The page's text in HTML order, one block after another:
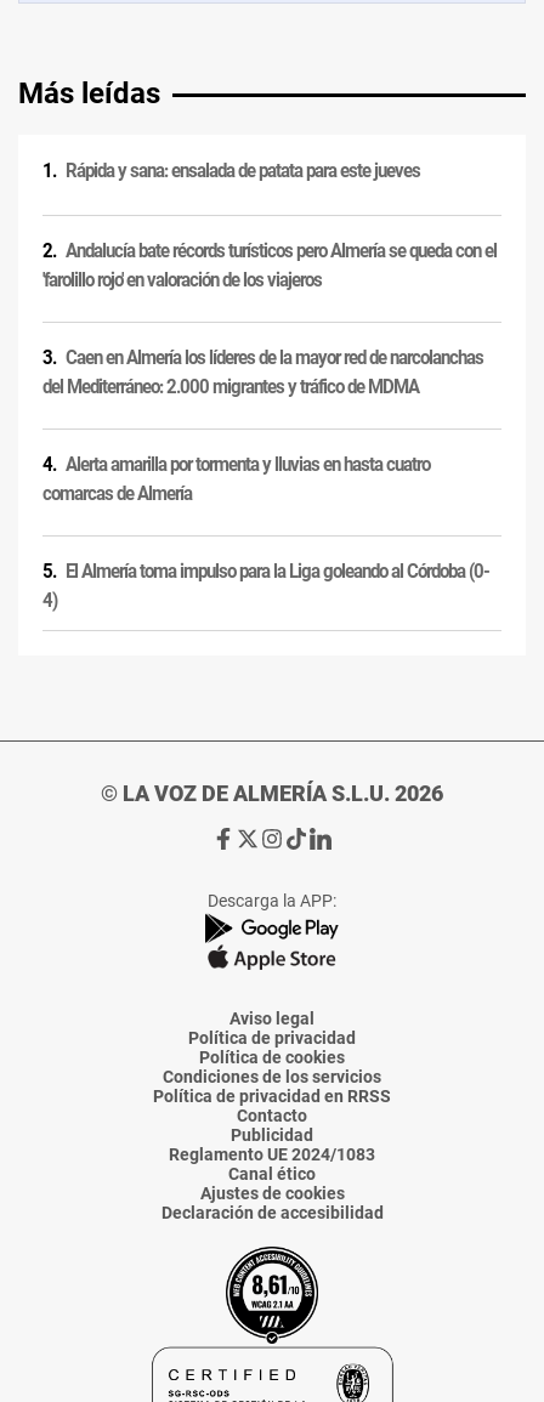
Más leídas
Rápida y sana: ensalada de patata para este jueves
Andalucía bate récords turísticos pero Almería se queda con el
'farolillo rojo' en valoración de los viajeros
Caen en Almería los líderes de la mayor red de narcolanchas
del Mediterráneo: 2.000 migrantes y tráfico de MDMA
Alerta amarilla por tormenta y lluvias en hasta cuatro
comarcas de Almería
El Almería toma impulso para la Liga goleando al Córdoba (0-
4)
© LA VOZ DE ALMERÍA S.L.U. 2026
Ir
de
La
Voz
Almería
Ir
de
La
Voz
Almería
Ir
de
La
Voz
Almería
Ir
de
La
Voz
Almería
Ir
de
La
Voz
Descarga la APP:
Aviso legal
Política de privacidad
Política de cookies
Condiciones de los servicios
Política de privacidad en RRSS
Contacto
Publicidad
Reglamento UE 2024/1083
Canal ético
Ajustes de cookies
Declaración de accesibilidad